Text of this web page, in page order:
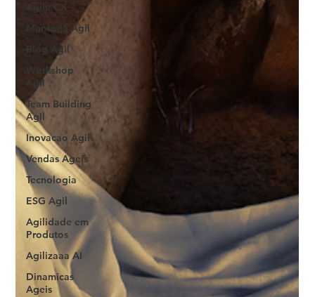
Agile CX
Mentoria Agil
Blog Agil
Workshop
Agil
Team Building
Agil
Inovacao Agil
Vendas Ageis
Tecnologia
ESG Agil
Agilidade em
Produtos
Agilizaaa AI
Dinamicas
Ageis